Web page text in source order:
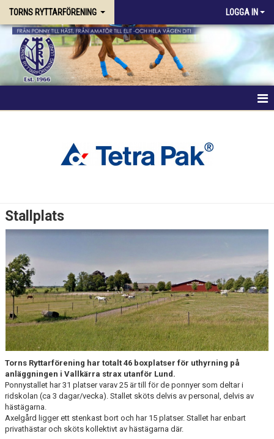
TORNS RYTTARFÖRENING LOGGA IN
STALLPLATS
AXELGÅRD
PONNYSTALLET
TÄVLING
ANLÄGGNING
RIDHUSKALENDER
KONTAKT
BLI SPONSOR!
Stallplats
Torns Ryttarförening har totalt 46 boxplatser för uthyrning på
anläggningen i Vallkärra strax utanför Lund.
Ponnystallet har 31 platser varav 25 är till för de ponnyer som deltar i
ridskolan (ca 3 dagar/vecka). Stallet sköts delvis av personal, delvis av
hästägarna.
Axelgård ligger ett stenkast bort och har 15 platser. Stallet har enbart
privathästar och sköts kollektivt av hästägarna där.